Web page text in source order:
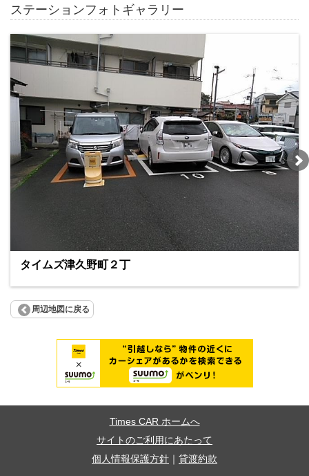
ステーションフォトギャラリー
タイムズ津久野町２丁
周辺地図に戻る
Times CAR ホームへ
サイトのご利用にあたって
個人情報保護方針
貸渡約款